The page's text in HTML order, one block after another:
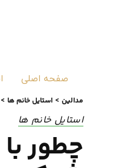
صفحه اصلی
مدالین > استایل خانم ها >
استایل خانم ها
چطور